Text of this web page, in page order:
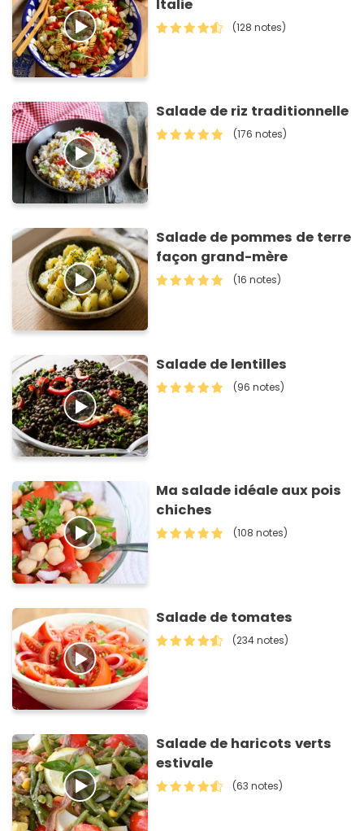
Italie
(128 notes)
Salade de riz traditionnelle
(176 notes)
Salade de pommes de terre
façon grand-mère
(16 notes)
Salade de lentilles
(96 notes)
Ma salade idéale aux pois
chiches
(108 notes)
Salade de tomates
(234 notes)
Salade de haricots verts
estivale
(63 notes)